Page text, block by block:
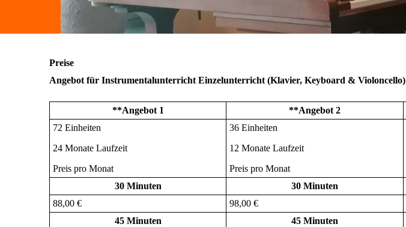
Preise
Angebot für Instrumentalunterricht Einzelunterricht (Klavier, Keyboard & Violoncello)
**Angebot 1 **Angebot 2
72 Einheiten
24 Monate Laufzeit
Preis pro Monat
36 Einheiten
12 Monate Laufzeit
Preis pro Monat
30 Minuten
30 Minuten
88,00 €
98,00 €
45 Minuten
45 Minuten